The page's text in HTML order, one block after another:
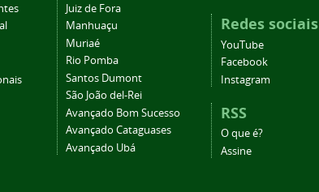
Juiz de Fora
Manhuaçu
Muriaé
Rio Pomba
Santos Dumont
São João del-Rei
Avançado Bom Sucesso
Avançado Cataguases
Avançado Ubá
Redes sociais
YouTube
Facebook
Instagram
RSS
O que é?
Assine